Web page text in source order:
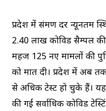
प्रदेश में संक्रमण दर न्यूनतम
2.40 लाख कोविड सैम्पल
महज 125 नए मामलों की
को मात दी। प्रदेश में अब
से अधिक टेस्ट हो चुके हैं। यह
की गई सर्वाधिक कोविड